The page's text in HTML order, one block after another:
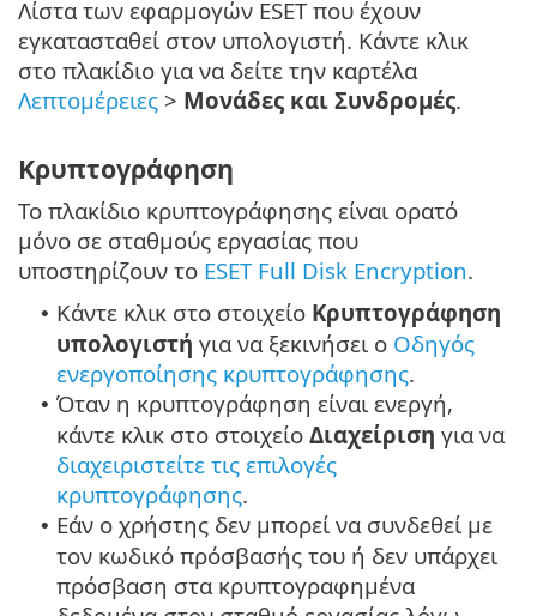
Λίστα των εφαρμογών ESET που έχουν
εγκατασταθεί στον υπολογιστή. Κάντε κλικ
στο πλακίδιο για να δείτε την καρτέλα
Λεπτομέρειες > Μονάδες και Συνδρομές.
Κρυπτογράφηση
Το πλακίδιο κρυπτογράφησης είναι ορατό
μόνο σε σταθμούς εργασίας που
υποστηρίζουν το ESET Full Disk Encryption.
• Κάντε κλικ στο στοιχείο Κρυπτογράφηση
υπολογιστή για να ξεκινήσει ο Οδηγός
ενεργοποίησης κρυπτογράφησης.
• Όταν η κρυπτογράφηση είναι ενεργή,
κάντε κλικ στο στοιχείο Διαχείριση για να
διαχειριστείτε τις επιλογές
κρυπτογράφησης.
• Εάν ο χρήστης δεν μπορεί να συνδεθεί με
τον κωδικό πρόσβασής του ή δεν υπάρχει
πρόσβαση στα κρυπτογραφημένα